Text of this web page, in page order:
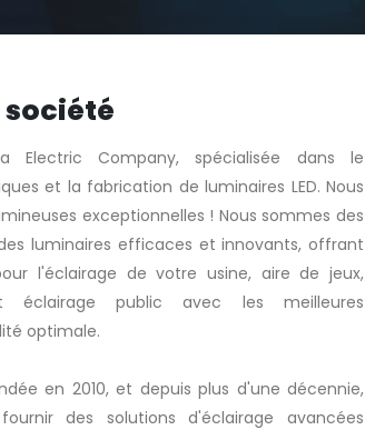
société
Electric Company, spécialisée dans le
et la fabrication de luminaires LED. Nous
exceptionnelles ! Nous sommes des
luminaires efficaces et innovants, offrant
l'éclairage de votre usine, aire de jeux,
éclairage public avec les meilleures
optimale.
en 2010, et depuis plus d'une décennie,
des solutions d'éclairage avancées